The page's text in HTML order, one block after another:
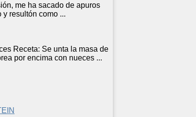
me ha sacado de apuros
resultón como ...
Receta: Se unta la masa de
por encima con nueces ...